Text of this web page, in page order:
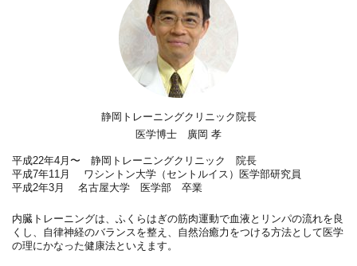
静岡トレーニングクリニック院長
医学博士 廣岡 孝
平成22年4月〜 静岡トレーニングクリニック 院長
平成7年11月 ワシントン大学（セントルイス）医学部研究員
平成2年3月 名古屋大学 医学部 卒業
内臓トレーニングは、ふくらはぎの筋肉運動で血液とリンパの流れを良
くし、自律神経のバランスを整え、自然治癒力をつける方法として医学
の理にかなった健康法といえます。